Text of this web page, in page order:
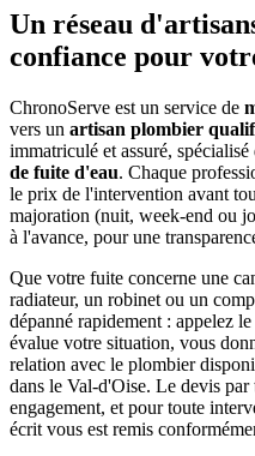
Un réseau
confiance pour
ChronoServe est un service de
vers un artisan plombier
immatriculé et assuré, spécialisé
de fuite d'eau. Chaque
le prix de l'intervention avant
majoration (nuit, week-end ou
à l'avance, pour une
Que votre fuite concerne une
radiateur, un robinet ou un
dépanné rapidement : appelez le
évalue votre situation, vous
relation avec le plombier
dans le Val-d'Oise. Le devis par
engagement, et pour toute
écrit vous est remis